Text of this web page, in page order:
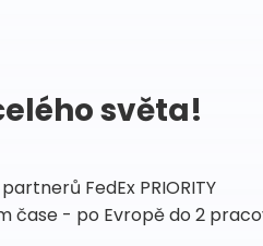
světa!
FedEx PRIORITY
čase - po Evropě do 2